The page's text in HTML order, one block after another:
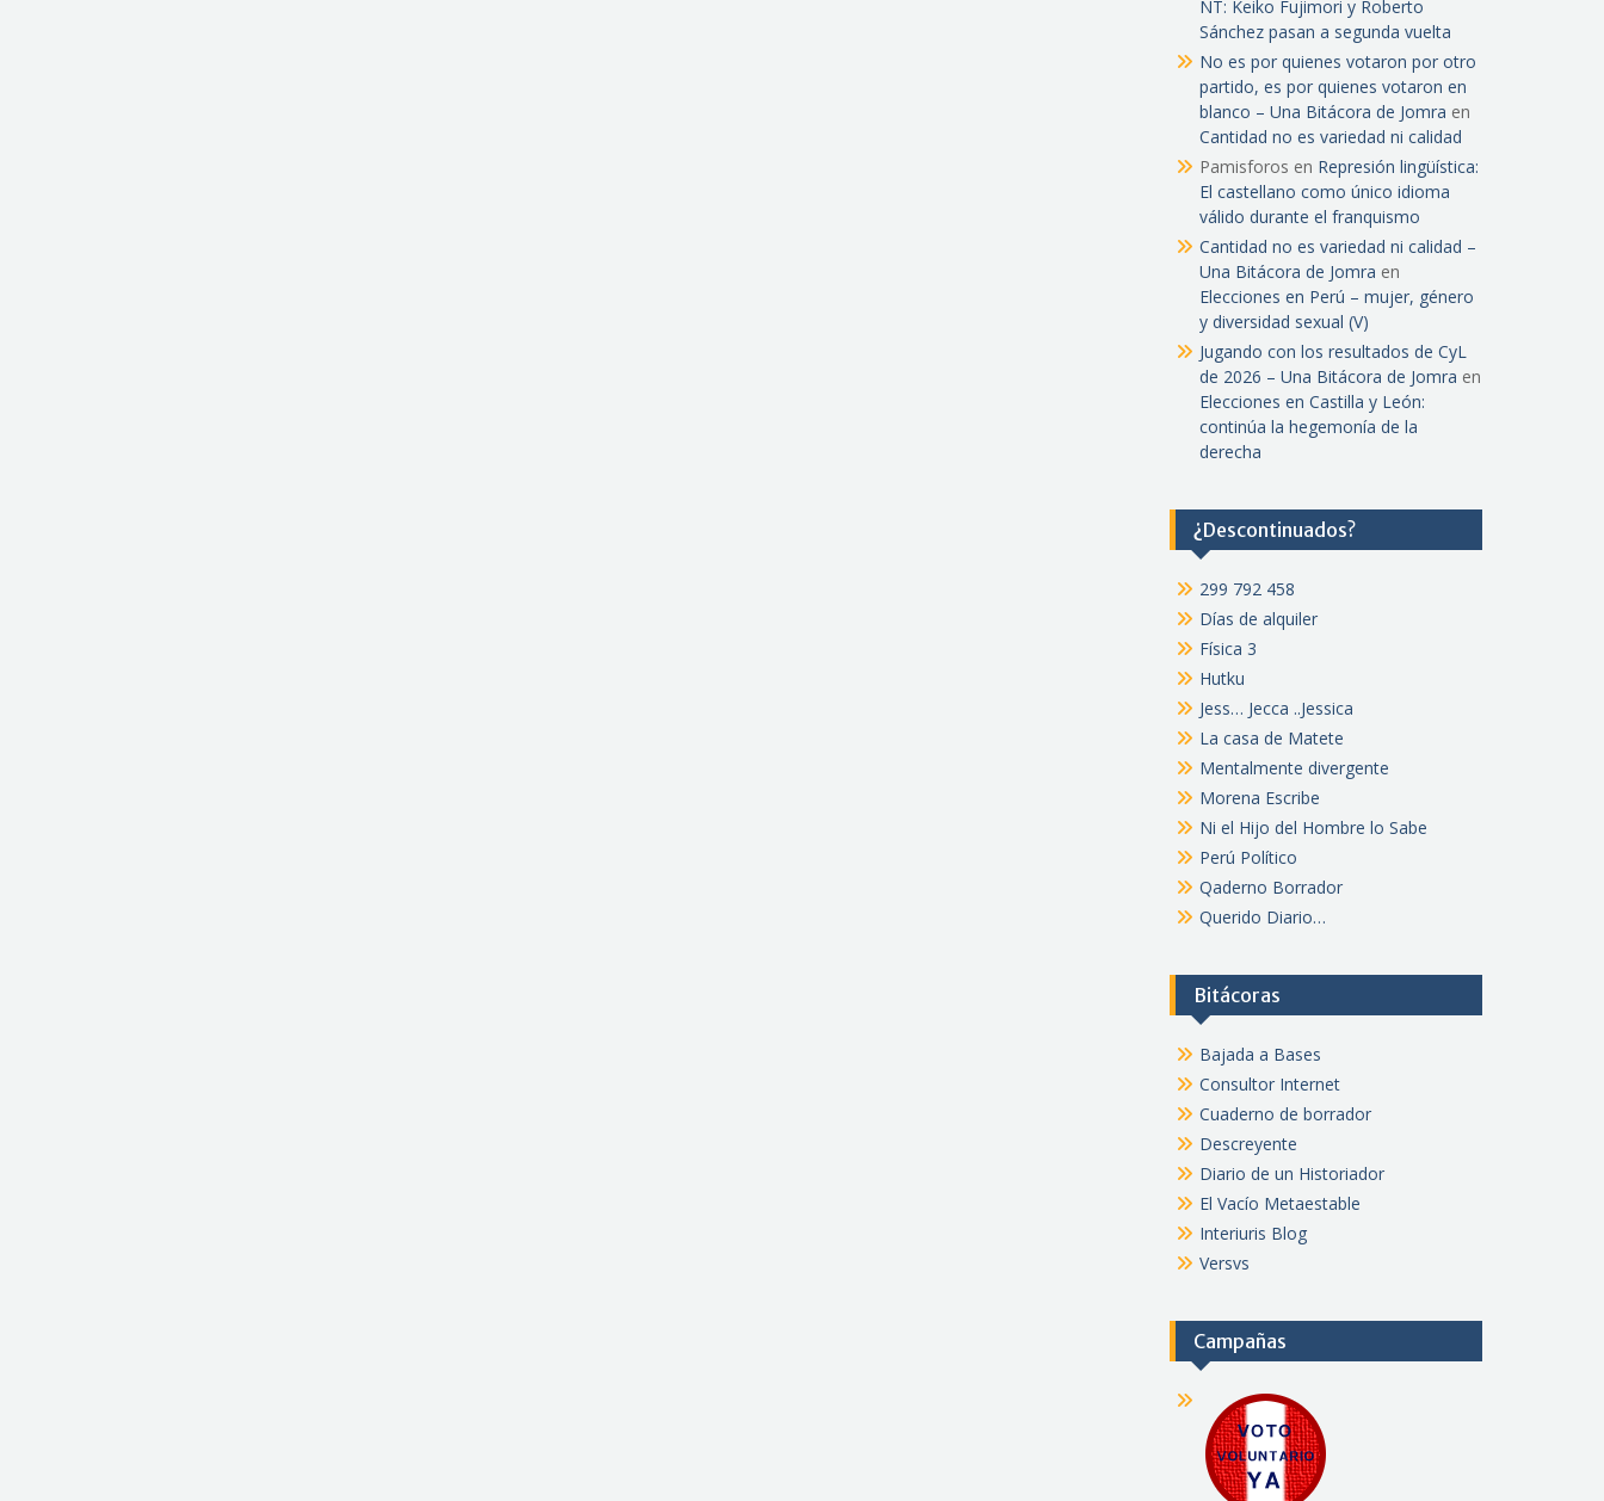
NT: Keiko Fujimori y Roberto
Sánchez pasan a segunda vuelta
No es por quienes votaron por otro
partido, es por quienes votaron en
blanco – Una Bitácora de Jomra en
Cantidad no es variedad ni calidad
Pamisforos en Represión lingüística:
El castellano como único idioma
válido durante el franquismo
Cantidad no es variedad ni calidad –
Una Bitácora de Jomra en
Elecciones en Perú – mujer, género
y diversidad sexual (V)
Jugando con los resultados de CyL
de 2026 – Una Bitácora de Jomra en
Elecciones en Castilla y León:
continúa la hegemonía de la
derecha
¿Descontinuados?
299 792 458
Días de alquiler
Física 3
Hutku
Jess… Jecca ..Jessica
La casa de Matete
Mentalmente divergente
Morena Escribe
Ni el Hijo del Hombre lo Sabe
Perú Político
Qaderno Borrador
Querido Diario…
Bitácoras
Bajada a Bases
Consultor Internet
Cuaderno de borrador
Descreyente
Diario de un Historiador
El Vacío Metaestable
Interiuris Blog
Versvs
Campañas